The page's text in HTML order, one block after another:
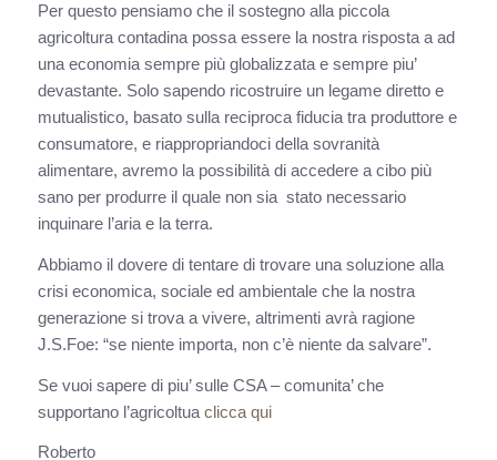
Per questo pensiamo che il sostegno alla piccola
agricoltura contadina possa essere la nostra risposta a ad
una economia sempre più globalizzata e sempre piu’
devastante. Solo sapendo ricostruire un legame diretto e
mutualistico, basato sulla reciproca fiducia tra produttore e
consumatore, e riappropriandoci della sovranità
alimentare, avremo la possibilità di accedere a cibo più
sano per produrre il quale non sia stato necessario
inquinare l’aria e la terra.
Abbiamo il dovere di tentare di trovare una soluzione alla
crisi economica, sociale ed ambientale che la nostra
generazione si trova a vivere, altrimenti avrà ragione
J.S.Foe: “se niente importa, non c’è niente da salvare”.
Se vuoi sapere di piu’ sulle CSA – comunita’ che
supportano l’agricoltua clicca qui
Roberto